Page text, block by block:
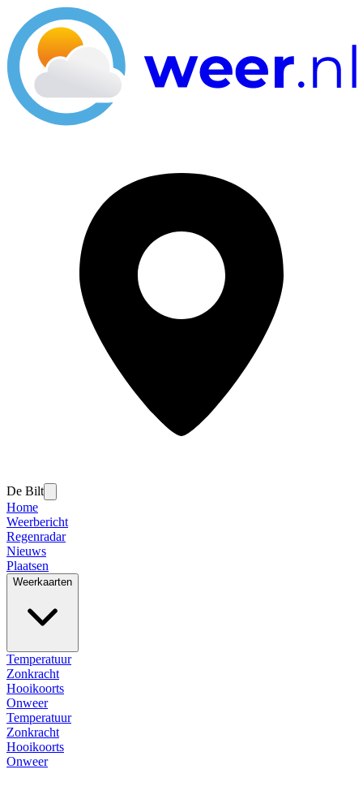
De Bilt
Home
Weerbericht
Regenradar
Nieuws
Plaatsen
Weerkaarten
Temperatuur
Zonkracht
Hooikoorts
Onweer
Temperatuur
Zonkracht
Hooikoorts
Onweer